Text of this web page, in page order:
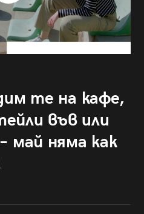
те на кафе,
във или
май няма как